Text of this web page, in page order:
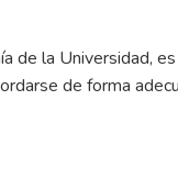
de la Universidad,
de forma